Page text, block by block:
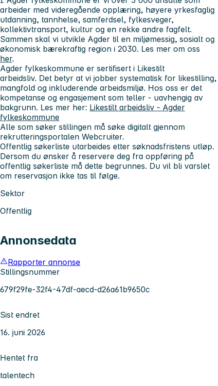
arbeider med videregående opplæring, høyere yrkesfaglig
utdanning, tannhelse, samferdsel, fylkesveger,
kollektivtransport, kultur og en rekke andre fagfelt.
Sammen skal vi utvikle Agder til en miljømessig, sosialt og
økonomisk bærekraftig region i 2030. Les mer om oss
her.
Agder fylkeskommune er sertifisert i Likestilt
arbeidsliv. Det betyr at vi jobber systematisk for likestilling,
mangfold og inkluderende arbeidsmiljø. Hos oss er det
kompetanse og engasjement som teller - uavhengig av
bakgrunn. Les mer her: Likestilt arbeidsliv - Agder
fylkeskommune
Alle som søker stillingen må søke digitalt gjennom
rekrutteringsportalen Webcruiter.
Offentlig søkerliste utarbeides etter søknadsfristens utløp.
Dersom du ønsker å reservere deg fra oppføring på
offentlig søkerliste må dette begrunnes. Du vil bli varslet
om reservasjon ikke tas til følge.
Sektor
Offentlig
Annonsedata
Rapporter annonse
Stillingsnummer
679f29fe-32f4-47df-aecd-d26a61b9650c
Sist endret
16. juni 2026
Hentet fra
talentech